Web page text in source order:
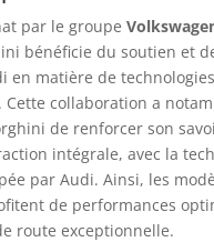
par le groupe
bénéficie du soutien et
en matière de
Cette collaboration a
de renforcer son
intégrale, avec la
par Audi. Ainsi, les
de performances
route exceptionnelle.